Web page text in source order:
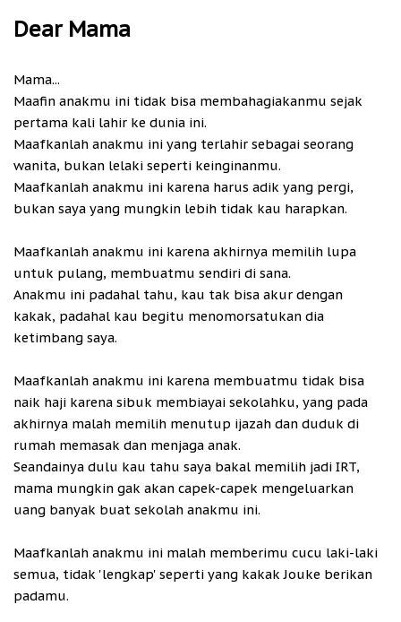
Dear Mama
Mama...
Maafin anakmu ini tidak bisa membahagiakanmu sejak
pertama kali lahir ke dunia ini.
Maafkanlah anakmu ini yang terlahir sebagai seorang
wanita, bukan lelaki seperti keinginanmu.
Maafkanlah anakmu ini karena harus adik yang pergi,
bukan saya yang mungkin lebih tidak kau harapkan.
Maafkanlah anakmu ini karena akhirnya memilih lupa
untuk pulang, membuatmu sendiri di sana.
Anakmu ini padahal tahu, kau tak bisa akur dengan
kakak, padahal kau begitu menomorsatukan dia
ketimbang saya.
Maafkanlah anakmu ini karena membuatmu tidak bisa
naik haji karena sibuk membiayai sekolahku, yang pada
akhirnya malah memilih menutup ijazah dan duduk di
rumah memasak dan menjaga anak.
Seandainya dulu kau tahu saya bakal memilih jadi IRT,
mama mungkin gak akan capek-capek mengeluarkan
uang banyak buat sekolah anakmu ini.
Maafkanlah anakmu ini malah memberimu cucu laki-laki
semua, tidak 'lengkap' seperti yang kakak Jouke berikan
padamu.